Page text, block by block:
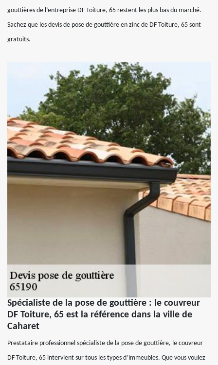
gouttières de l’entreprise DF Toiture, 65 restent les plus bas du marché.
Sachez que les devis de pose de gouttière en zinc de DF Toiture, 65 sont
gratuits.
Spécialiste de la pose de gouttière : le couvreur
DF Toiture, 65 est la référence dans la ville de
Caharet
Prestataire professionnel spécialiste de la pose de gouttière, le couvreur
DF Toiture, 65 intervient sur tous les types d’immeubles. Que vous voulez